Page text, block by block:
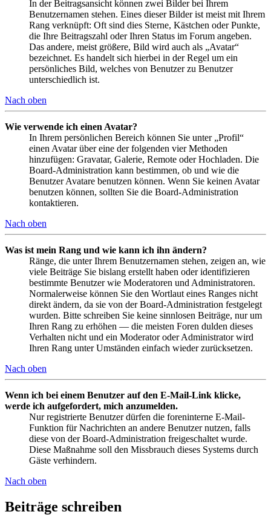
In der Beitragsansicht können zwei Bilder bei Ihrem
Benutzernamen stehen. Eines dieser Bilder ist meist mit Ihrem
Rang verknüpft: Oft sind dies Sterne, Kästchen oder Punkte,
die Ihre Beitragszahl oder Ihren Status im Forum angeben.
Das andere, meist größere, Bild wird auch als „Avatar“
bezeichnet. Es handelt sich hierbei in der Regel um ein
persönliches Bild, welches von Benutzer zu Benutzer
unterschiedlich ist.
Nach oben
Wie verwende ich einen Avatar?
In Ihrem persönlichen Bereich können Sie unter „Profil“
einen Avatar über eine der folgenden vier Methoden
hinzufügen: Gravatar, Galerie, Remote oder Hochladen. Die
Board-Administration kann bestimmen, ob und wie die
Benutzer Avatare benutzen können. Wenn Sie keinen Avatar
benutzen können, sollten Sie die Board-Administration
kontaktieren.
Nach oben
Was ist mein Rang und wie kann ich ihn ändern?
Ränge, die unter Ihrem Benutzernamen stehen, zeigen an, wie
viele Beiträge Sie bislang erstellt haben oder identifizieren
bestimmte Benutzer wie Moderatoren und Administratoren.
Normalerweise können Sie den Wortlaut eines Ranges nicht
direkt ändern, da sie von der Board-Administration festgelegt
wurden. Bitte schreiben Sie keine sinnlosen Beiträge, nur um
Ihren Rang zu erhöhen — die meisten Foren dulden dieses
Verhalten nicht und ein Moderator oder Administrator wird
Ihren Rang unter Umständen einfach wieder zurücksetzen.
Nach oben
Wenn ich bei einem Benutzer auf den E-Mail-Link klicke,
werde ich aufgefordert, mich anzumelden.
Nur registrierte Benutzer dürfen die foreninterne E-Mail-
Funktion für Nachrichten an andere Benutzer nutzen, falls
diese von der Board-Administration freigeschaltet wurde.
Diese Maßnahme soll den Missbrauch dieses Systems durch
Gäste verhindern.
Nach oben
Beiträge schreiben